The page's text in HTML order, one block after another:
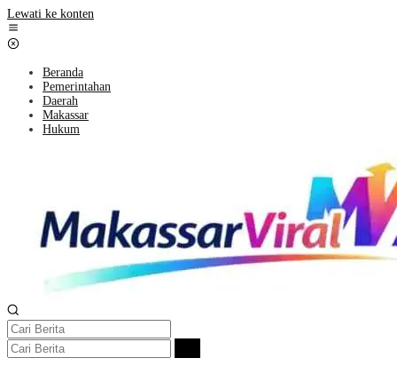
Lewati ke konten
Beranda
Pemerintahan
Daerah
Makassar
Hukum